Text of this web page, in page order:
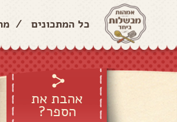
כל המתכונים /
אהבת את
הספר?